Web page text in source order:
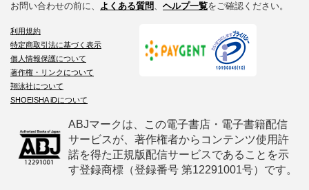
お問い合わせの前に、 よくある質問、 ヘルプ一覧をご確認ください。
利用規約
特定商取引法に基づく表示
個人情報保護について
著作権・リンクについて
翔泳社について
SHOEISHA iDについて
ABJマークは、この電子書店・電子書籍配信
サービスが、著作権者からコンテンツ使用許
諾を得た正規版配信サービスであることを示
す登録商標（登録番号 第12291001号）です。